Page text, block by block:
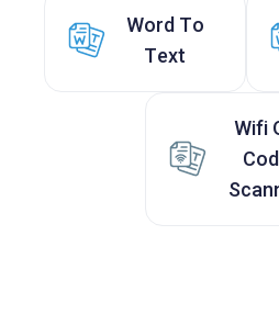
Word To
Text
Wifi